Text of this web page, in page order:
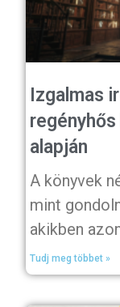
Izgalmas
alapján
A könyvek
mint
akikben
Tudj meg többet »